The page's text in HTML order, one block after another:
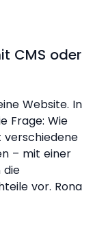
CMS oder
Website. In
Frage: Wie
– mit einer
die
vor. Rona